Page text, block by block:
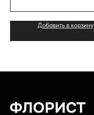
Добавить в корзину